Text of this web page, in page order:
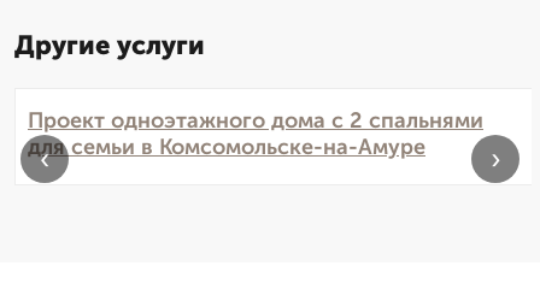
Другие услуги
Проект одноэтажного дома с 2 спальнями
для семьи в Комсомольске-на-Амуре
‹ ›